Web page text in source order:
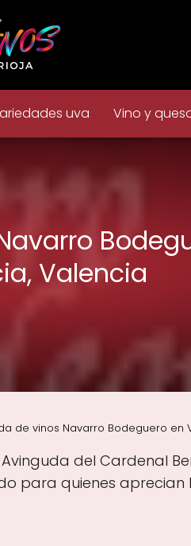
uva Vino y
Valencia
de vinos Navarro Bodeguero en
del Cardenal
para quienes